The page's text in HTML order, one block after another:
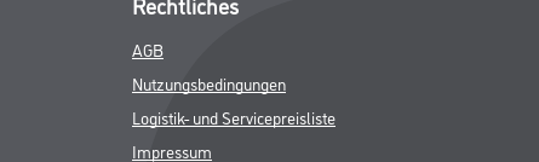
Rechtliches
AGB
Nutzungsbedingungen